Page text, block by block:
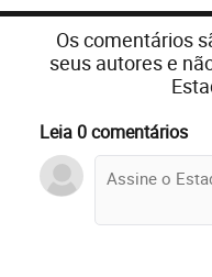
Os comentários
seus autores e
Leia 0 comentários